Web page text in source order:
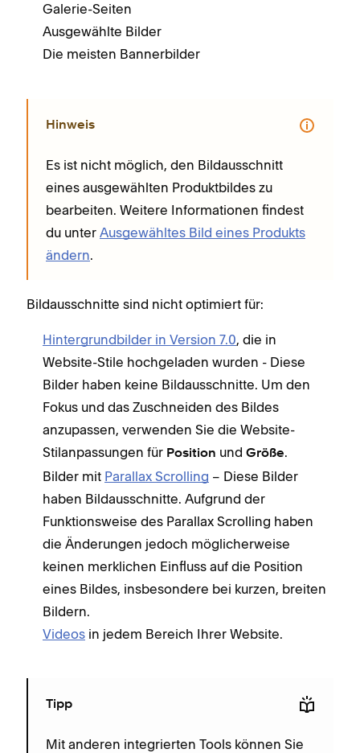
Galerie-Seiten
Ausgewählte Bilder
Die meisten Bannerbilder
Hinweis
Es ist nicht möglich, den Bildausschnitt
eines ausgewählten Produktbildes zu
bearbeiten. Weitere Informationen findest
du unter Ausgewähltes Bild eines Produkts
ändern.
Bildausschnitte sind nicht optimiert für:
Hintergrundbilder in Version 7.0, die in
Website-Stile hochgeladen wurden - Diese
Bilder haben keine Bildausschnitte. Um den
Fokus und das Zuschneiden des Bildes
anzupassen, verwenden Sie die Website-
Stilanpassungen für Position und Größe.
Bilder mit Parallax Scrolling – Diese Bilder
haben Bildausschnitte. Aufgrund der
Funktionsweise des Parallax Scrolling haben
die Änderungen jedoch möglicherweise
keinen merklichen Einfluss auf die Position
eines Bildes, insbesondere bei kurzen, breiten
Bildern.
Videos in jedem Bereich Ihrer Website.
Tipp
Mit anderen integrierten Tools können Sie